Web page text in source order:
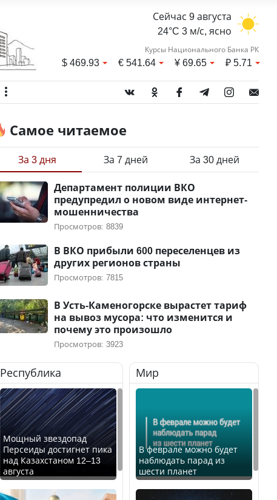
Сейчас 9 августа
24°C 3 м/с, ясно
Курсы Национального Банка РК
$469.93 €541.64 ¥69.65 ₽5.71
Самое читаемое
За 3 дня За 7 дней За 30 дней
Департамент полиции ВКО
предупредил о новом виде интернет-
мошенничества
Просмотров: 8839
В ВКО прибыли 600 переселенцев из
других регионов страны
Просмотров: 7815
В Усть-Каменогорске вырастет тариф
на вывоз мусора: что изменится и
почему это произошло
Просмотров: 3923
Республика
Мощный звездопад
Персеиды достигнет пика
над Казахстаном 12–13
августа
Мир
В феврале можно будет
наблюдать парад из
шести планет